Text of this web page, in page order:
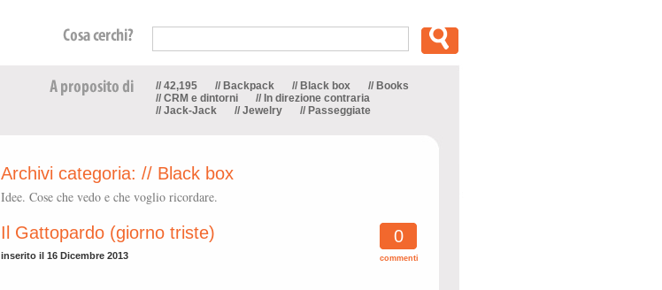
// 42,195 // Backpack // Black box
// Books
// CRM e dintorni
// In direzione contraria
// Jack-Jack
// Jewelry // Passeggiate
Archivi categoria: // Black box
Idee. Cose che vedo e che voglio ricordare.
Il Gattopardo (giorno triste)
inserito il 16 Dicembre 2013
0
commenti